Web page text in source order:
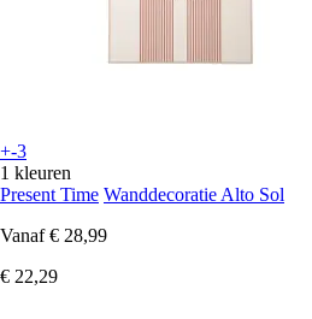
+-3
1 kleuren
Present Time Wanddecoratie Alto Sol
Vanaf € 28,99
€ 22,29